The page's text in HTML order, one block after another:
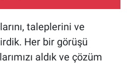
taleplerini ve
Her bir görüşü
aldık ve çözüm